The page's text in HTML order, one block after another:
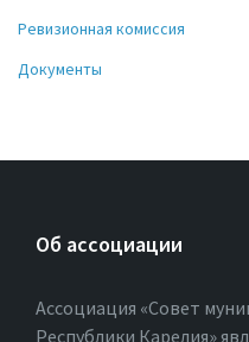
Ревизионная комиссия
Документы
Об ассоциации
Ассоциация «Совет
Республики Карелия»